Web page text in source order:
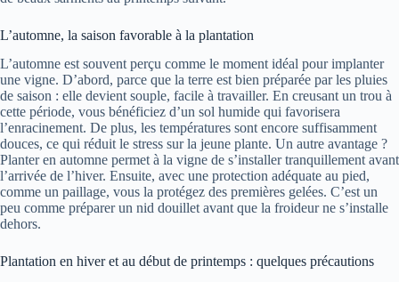
L’automne, la saison favorable à la plantation
L’automne est souvent perçu comme le moment idéal pour implanter
une vigne. D’abord, parce que la terre est bien préparée par les pluies
de saison : elle devient souple, facile à travailler. En creusant un trou à
cette période, vous bénéficiez d’un sol humide qui favorisera
l’enracinement. De plus, les températures sont encore suffisamment
douces, ce qui réduit le stress sur la jeune plante. Un autre avantage ?
Planter en automne permet à la vigne de s’installer tranquillement avant
l’arrivée de l’hiver. Ensuite, avec une protection adéquate au pied,
comme un paillage, vous la protégez des premières gelées. C’est un
peu comme préparer un nid douillet avant que la froideur ne s’installe
dehors.
Plantation en hiver et au début de printemps : quelques précautions